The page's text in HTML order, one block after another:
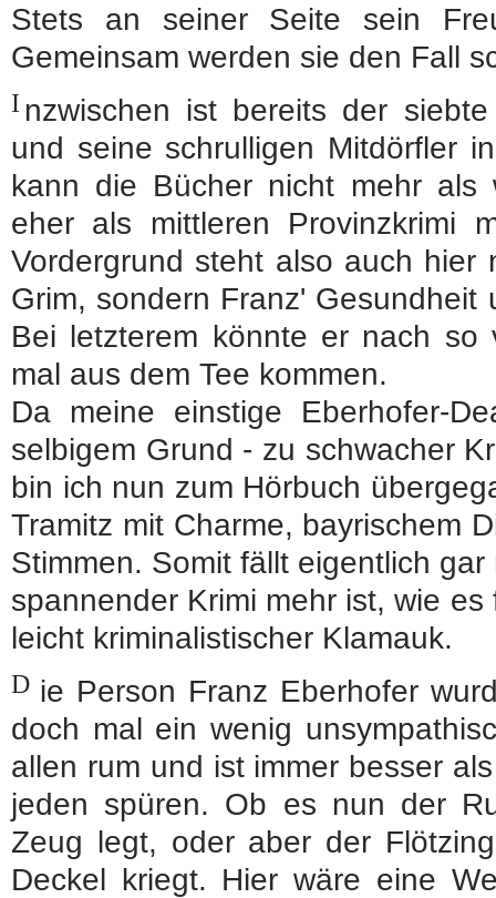
Stets an seiner Seite sein
Gemeinsam werden sie den Fall
I nzwischen ist bereits der
und seine schrulligen Mitdörfler
kann die Bücher nicht mehr als
eher als mittleren Provinzkrimi
Vordergrund steht also auch hier
Grim, sondern Franz'
Bei letzterem könnte er nach so
mal aus dem Tee kommen.
Da meine einstige Eberhofer-
selbigem Grund - zu schwacher
bin ich nun zum Hörbuch
Tramitz mit Charme, bayrischem
Stimmen. Somit fällt eigentlich
spannender Krimi mehr ist, wie
leicht kriminalistischer Klamauk.
D ie Person Franz Eberhofer
doch mal ein wenig
allen rum und ist immer besser
jeden spüren. Ob es nun der
Zeug legt, oder aber der
Deckel kriegt. Hier wäre eine